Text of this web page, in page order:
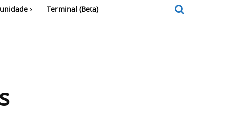
Terminal (Beta)